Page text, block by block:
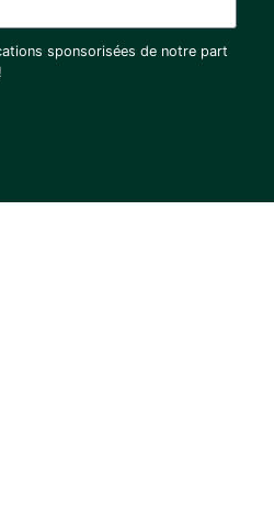
sponsorisées de notre part